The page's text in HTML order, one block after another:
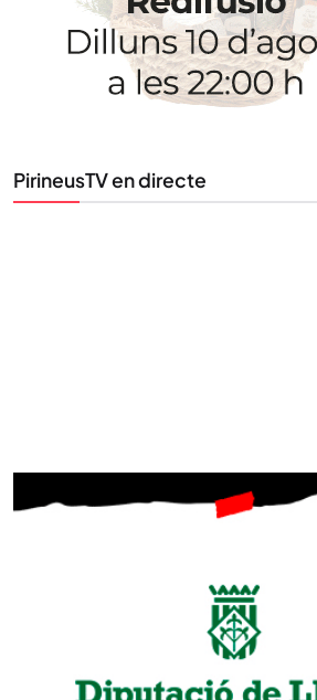
PirineusTV en directe
Tota l’actualitat, seleccionada i
al teu correu. Subscriu-te al nostre
la informació que importa.